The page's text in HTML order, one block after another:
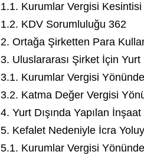
1.1. Kurumlar Vergisi
1.2. KDV Sorumluluğu 362
2. Ortağa Şirketten Para
3. Uluslararası Şirket İçin Yurt
3.1. Kurumlar Vergisi
3.2. Katma Değer Vergisi
4. Yurt Dışında Yapılan
5. Kefalet Nedeniyle İcra
5.1. Kurumlar Vergisi